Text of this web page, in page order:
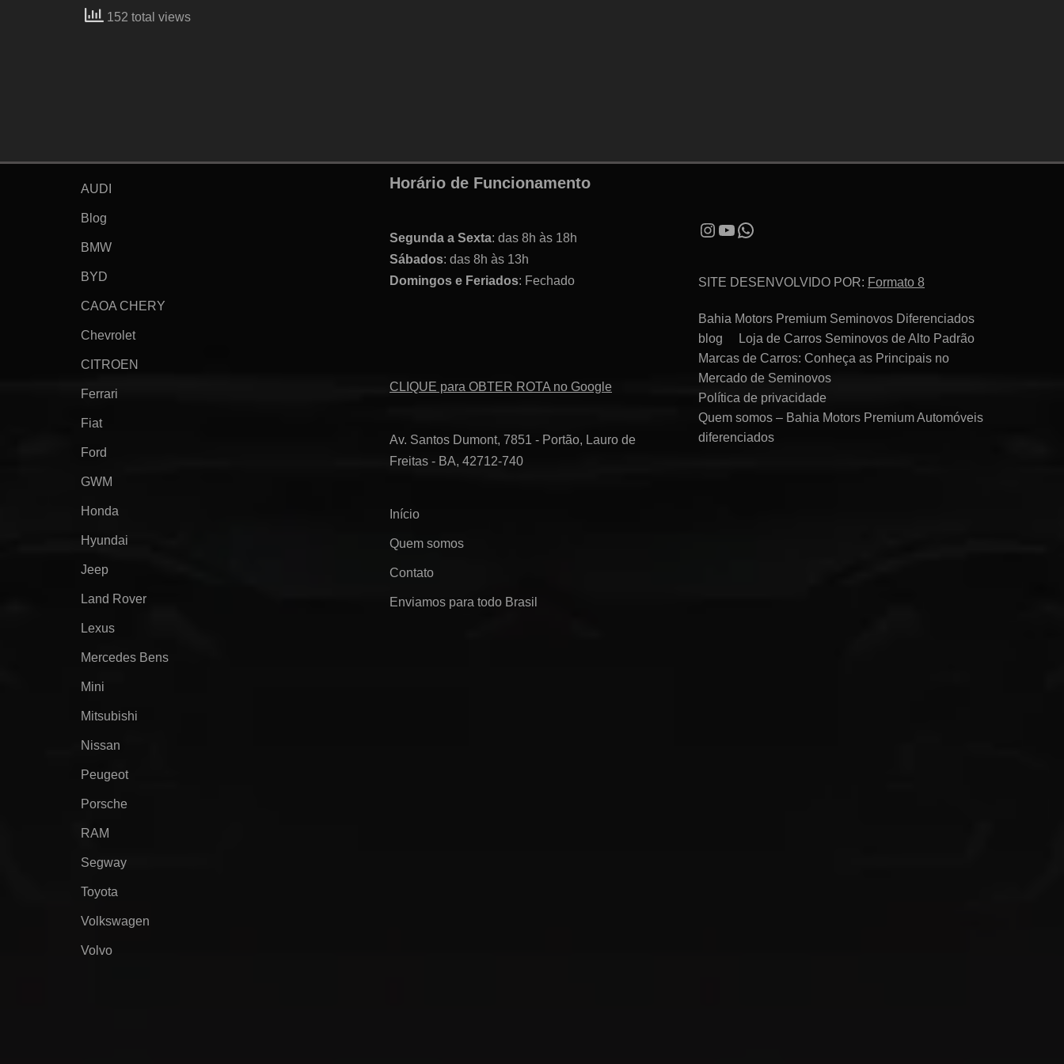
152 total views
AUDI
Blog
BMW
BYD
CAOA CHERY
Chevrolet
CITROEN
Ferrari
Fiat
Ford
GWM
Honda
Hyundai
Jeep
Land Rover
Lexus
Mercedes Bens
Mini
Mitsubishi
Nissan
Peugeot
Porsche
RAM
Segway
Toyota
Volkswagen
Volvo
Horário de Funcionamento
Segunda a Sexta: das 8h às 18h
Sábados: das 8h às 13h
Domingos e Feriados: Fechado
CLIQUE para OBTER ROTA no Google
Av. Santos Dumont, 7851 - Portão, Lauro de
Freitas - BA, 42712-740
Início
Quem somos
Contato
Enviamos para todo Brasil
SITE DESENVOLVIDO POR: Formato 8
Bahia Motors Premium Seminovos Diferenciados
blog
Loja de Carros Seminovos de Alto Padrão
Marcas de Carros: Conheça as Principais no
Mercado de Seminovos
Política de privacidade
Quem somos – Bahia Motors Premium Automóveis
diferenciados